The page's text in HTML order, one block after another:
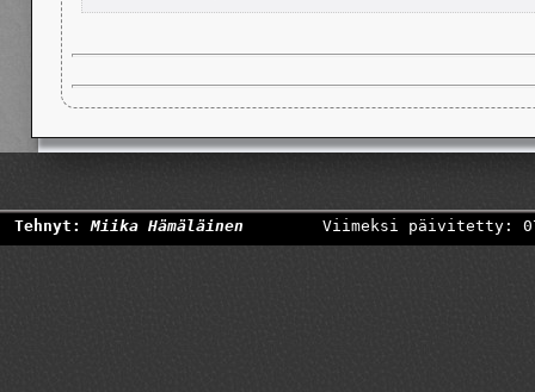
Tehnyt:Miika Hämäläinen Viimeksi päivitetty: